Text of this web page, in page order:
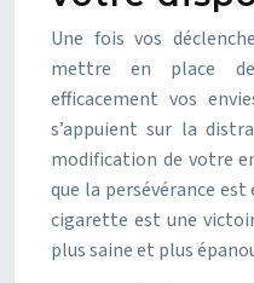
Une fois vos
mettre en place
efficacement vos
s’appuient sur la
modification de votre
que la persévérance
cigarette est une
plus saine et plus